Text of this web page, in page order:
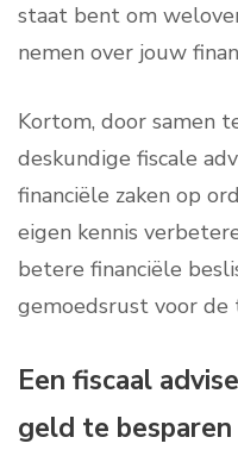
staat bent om
nemen over jouw
Kortom, door samen
deskundige fiscale
financiële zaken op
eigen kennis
betere financiële
gemoedsrust voor de
Een fiscaal
geld te